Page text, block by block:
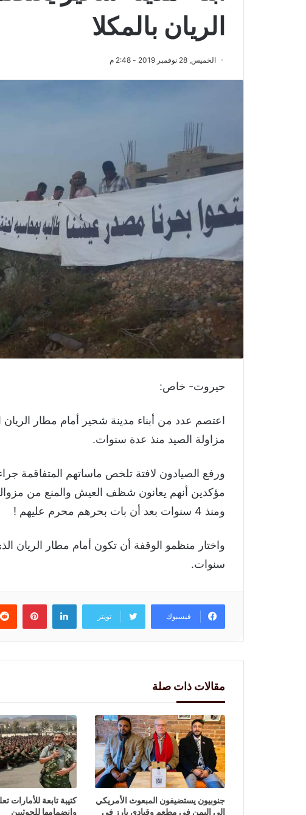
الريان بالمكلا
الخميس, 28 نوفمبر 2019 - 2:48 م
حيروت- خاص:
اعتصم عدد من أبناء مدينة شحير أمام مطار الريان
مزاولة الصيد منذ عدة سنوات.
ورفع الصيادون لافتة تلخص ماساتهم المتفاقمة
مؤكدين أنهم يعانون شظف العيش والمنع من
ومنذ 4 سنوات بعد أن بات بحرهم محرم عليهم !
سنوات.
فيسبوك تويتر
لينكدإن
مقالات ذات صلة
جنوبيون يستضيفون المبعوث الأمريكي
الى اليمن في مطعم وقيادي بارز في
كتيبة تابعة للأمارات
وانضمامها للحوثيين